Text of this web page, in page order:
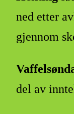
ned etter
gjennom
del av